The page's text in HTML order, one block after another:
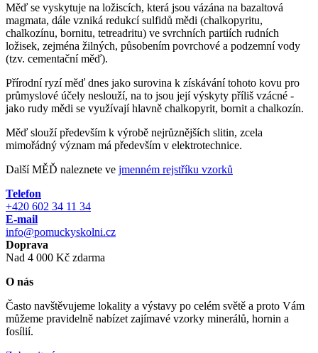
Měď se vyskytuje na ložiscích, která jsou vázána na bazaltová
magmata, dále vzniká redukcí sulfidů mědi (chalkopyritu,
chalkozínu, bornitu, tetreadritu) ve svrchních partiích rudních
ložisek, zejména žilných, působením povrchové a podzemní vody
(tzv. cementační měď).
Přírodní ryzí měď dnes jako surovina k získávání tohoto kovu pro
průmyslové účely neslouží, na to jsou její výskyty příliš vzácné -
jako rudy mědi se využívají hlavně chalkopyrit, bornit a chalkozín.
Měď slouží především k výrobě nejrůznějších slitin, zcela
mimořádný význam má především v elektrotechnice.
Další MĚĎ naleznete ve jmenném rejstříku vzorků
Telefon
+420 602 34 11 34
E-mail
info@pomuckyskolni.cz
Doprava
Nad 4 000 Kč zdarma
O nás
Často navštěvujeme lokality a výstavy po celém světě a proto Vám
můžeme pravidelně nabízet zajímavé vzorky minerálů, hornin a
fosílií.